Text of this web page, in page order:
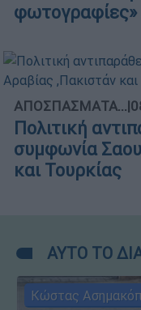
φωτογραφίες»
ΑΠΟΣΠΑΣΜΑΤΑ...|
Πολιτική
συμφωνία
και Τουρκίας
ΑΥΤΟ ΤΟ
Κώστας